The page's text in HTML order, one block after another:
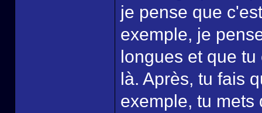
je pense que
exemple, je
longues et que
là. Après, tu fais
exemple, tu mets